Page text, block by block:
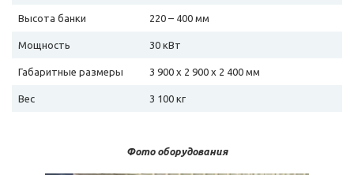
Высота банки 220 – 400 мм
Мощность 30 кВт
Габаритные размеры 3 900 х 2 900 х 2 400 мм
Вес 3 100 кг
Фото оборудования